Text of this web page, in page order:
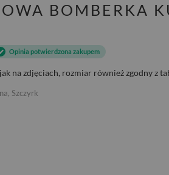
BOMBERKA
Opinia potwierdzona zakupem
na zdjęciach, rozmiar również zgodny z
Szczyrk